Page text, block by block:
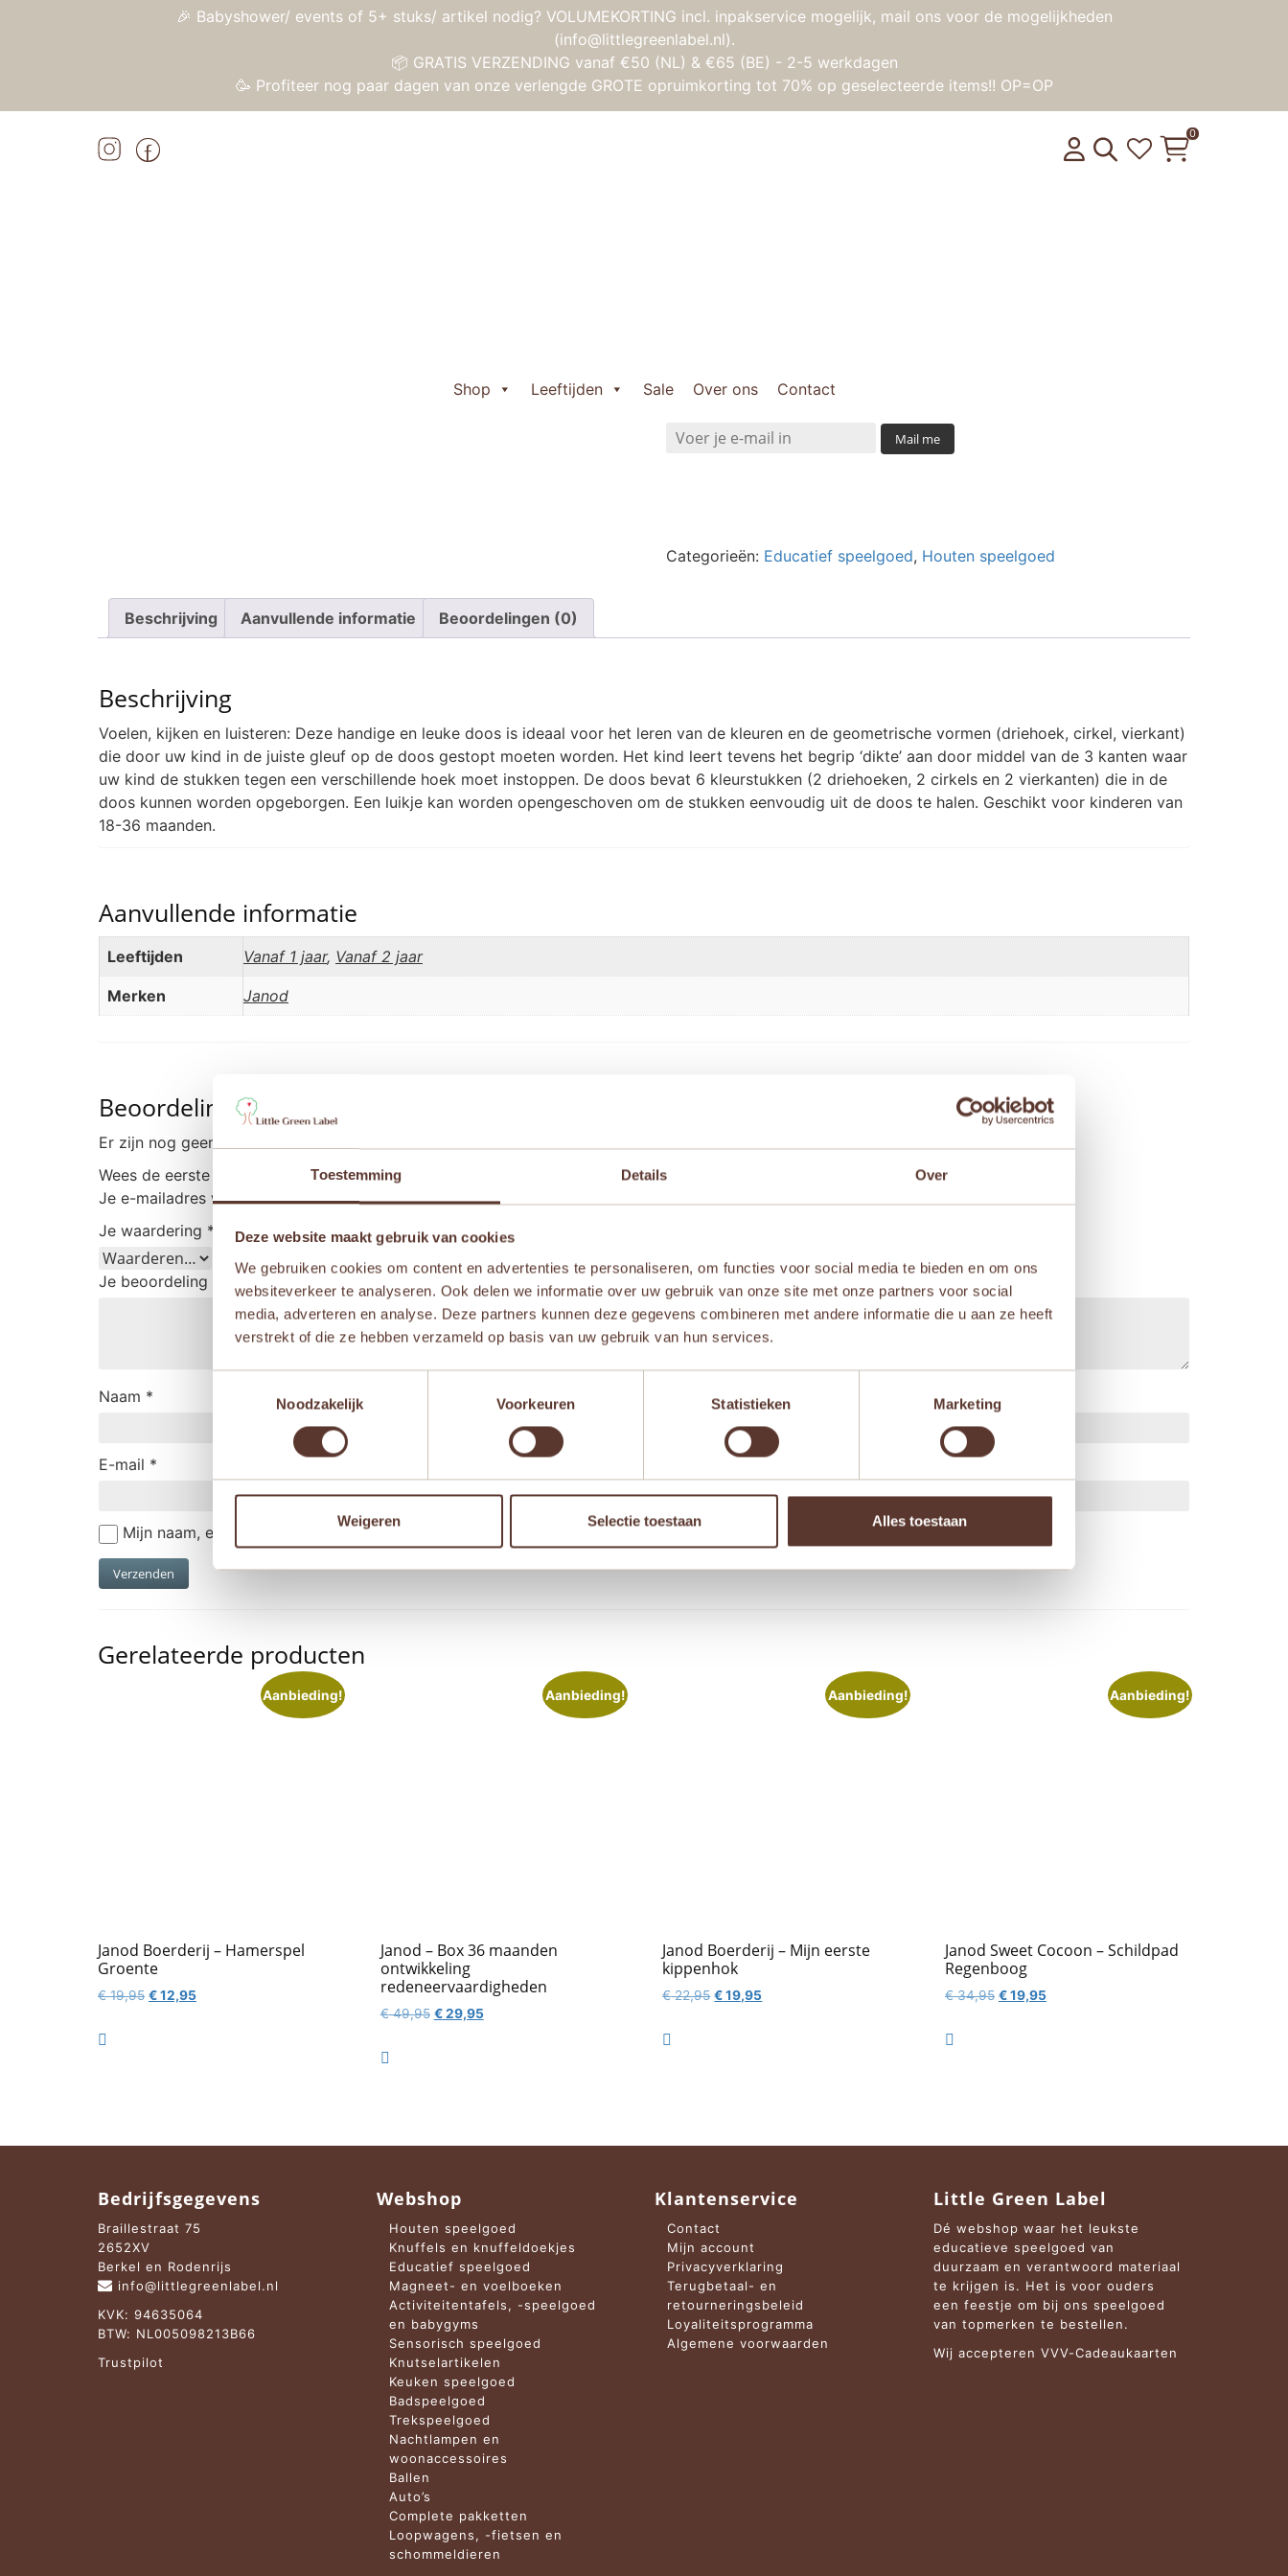
Toestemming Details Over
Deze website maakt gebruik van cookies
We gebruiken cookies om content en advertenties te personaliseren, om functies voor social media te bieden en om ons
websiteverkeer te analyseren. Ook delen we informatie over uw gebruik van onze site met onze partners voor social
media, adverteren en analyse. Deze partners kunnen deze gegevens combineren met andere informatie die u aan ze heeft
verstrekt of die ze hebben verzameld op basis van uw gebruik van hun services.
Noodzakelijk
Voorkeuren Statistieken Marketing
Weigeren Selectie toestaan Alles toestaan
🎉 Babyshower/ events of 5+ stuks/ artikel nodig? VOLUMEKORTING incl. inpakservice mogelijk, mail ons voor de mogelijkheden
(info@littlegreenlabel.nl).
📦 GRATIS VERZENDING vanaf €50 (NL) & €65 (BE) - 2-5 werkdagen
🥳 Profiteer nog paar dagen van onze verlengde GROTE opruimkorting tot 70% op geselecteerde items!! OP=OP
0
Shop Leeftijden Sale Over ons Contact
€ 23,95.€ 19,15.
Wil je weten wanneer het product weer op voorraad is?
Mail me
Categorieën: Educatief speelgoed, Houten speelgoed
Beschrijving Aanvullende informatie Beoordelingen (0)
Beschrijving
Voelen, kijken en luisteren: Deze handige en leuke doos is ideaal voor het leren van de kleuren en de geometrische vormen (driehoek, cirkel, vierkant)
die door uw kind in de juiste gleuf op de doos gestopt moeten worden. Het kind leert tevens het begrip ‘dikte’ aan door middel van de 3 kanten waar
uw kind de stukken tegen een verschillende hoek moet instoppen. De doos bevat 6 kleurstukken (2 driehoeken, 2 cirkels en 2 vierkanten) die in de
doos kunnen worden opgeborgen. Een luikje kan worden opengeschoven om de stukken eenvoudig uit de doos te halen. Geschikt voor kinderen van
18-36 maanden.
Aanvullende informatie
Leeftijden Vanaf 1 jaar, Vanaf 2 jaar
Merken Janod
Beoordelingen
Er zijn nog geen beoordelingen.
Wees de eerste om “Janod Ik Leer – Vormen vormenstoof” te beoordelen
Je e-mailadres wordt niet gepubliceerd. Vereiste velden zijn gemarkeerd met
Je waardering *
Je beoordeling
Naam *
E-mail *
Mijn naam, e-mail en site opslaan in deze browser voor de volgende keer wanneer ik een reactie plaats.
Gerelateerde producten
Aanbieding!
Janod Boerderij – Hamerspel
Groente
€19,95 Oorspronkelijke
€12,95Huidige

Aanbieding!
Janod – Box 36 maanden
ontwikkeling
redeneervaardigheden
€49,95 Oorspronkelijke
€29,95Huidige

Aanbieding!
Janod Boerderij – Mijn eerste
kippenhok
€22,95 Oorspronkelijke
€19,95Huidige

Aanbieding!
Janod Sweet Cocoon – Schildpad
Regenboog
€34,95 Oorspronkelijke
€19,95Huidige

Bedrijfsgegevens
Braillestraat 75
2652XV
Berkel en Rodenrijs
info@littlegreenlabel.nl
KVK: 94635064
BTW: NL005098213B66
Trustpilot
Webshop
Houten speelgoed
Knuffels en knuffeldoekjes
Educatief speelgoed
Magneet- en voelboeken
Activiteitentafels, -speelgoed
en babygyms
Sensorisch speelgoed
Knutselartikelen
Keuken speelgoed
Badspeelgoed
Trekspeelgoed
Nachtlampen en
woonaccessoires
Ballen
Auto’s
Complete pakketten
Loopwagens, -fietsen en
schommeldieren
Klantenservice
Contact
Mijn account
Privacyverklaring
Terugbetaal- en
retourneringsbeleid
Loyaliteitsprogramma
Algemene voorwaarden
Little Green Label
Dé webshop waar het leukste
educatieve speelgoed van
duurzaam en verantwoord materiaal
te krijgen is. Het is voor ouders
een feestje om bij ons speelgoed
van topmerken te bestellen.
Wij accepteren VVV-Cadeaukaarten